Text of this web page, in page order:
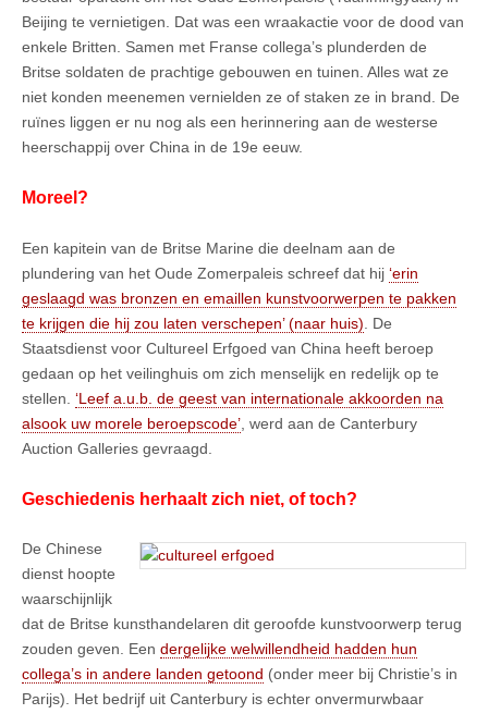
Beijing te vernietigen. Dat was een wraakactie voor de dood van
enkele Britten. Samen met Franse collega’s plunderden de
Britse soldaten de prachtige gebouwen en tuinen. Alles wat ze
niet konden meenemen vernielden ze of staken ze in brand. De
ruïnes liggen er nu nog als een herinnering aan de westerse
heerschappij over China in de 19e eeuw.
Moreel?
Een kapitein van de Britse Marine die deelnam aan de
plundering van het Oude Zomerpaleis schreef dat hij ‘erin
geslaagd was bronzen en emaillen kunstvoorwerpen te pakken
te krijgen die hij zou laten verschepen’ (naar huis) . De
Staatsdienst voor Cultureel Erfgoed van China heeft beroep
gedaan op het veilinghuis om zich menselijk en redelijk op te
stellen. ‘Leef a.u.b. de geest van internationale akkoorden na
alsook uw morele beroepscode’ , werd aan de Canterbury
Auction Galleries gevraagd.
Geschiedenis herhaalt zich niet, of toch?
De Chinese
dienst hoopte
waarschijnlijk
dat de Britse kunsthandelaren dit geroofde kunstvoorwerp terug
zouden geven. Een dergelijke welwillendheid hadden hun
collega’s in andere landen getoond (onder meer bij Christie’s in
Parijs). Het bedrijf uit Canterbury is echter onvermurwbaar